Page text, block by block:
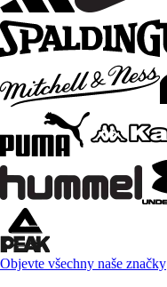
Objevte všechny naše značky